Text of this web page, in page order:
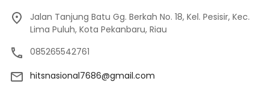
Jalan Tanjung Batu Gg. Berkah No. 18, Kel. Pesisir, Kec.
Lima Puluh, Kota Pekanbaru, Riau
085265542761
hitsnasional7686@gmail.com